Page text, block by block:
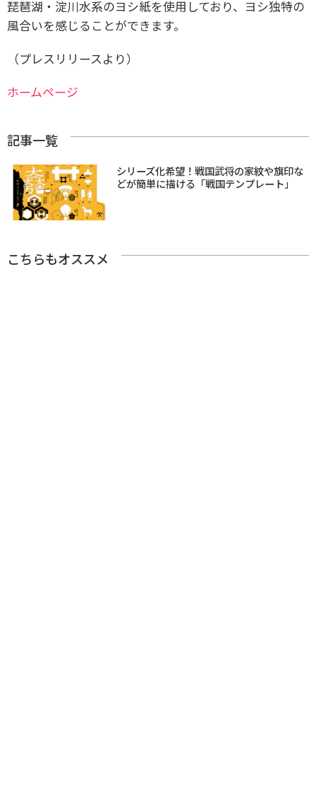
琵琶湖・淀川水系のヨシ紙を使用しており、ヨシ独特の
風合いを感じることができます。
（プレスリリースより）
ホームページ
記事一覧
シリーズ化希望！戦国武将の家紋や旗印な
どが簡単に描ける「戦国テンプレート」
こちらもオススメ